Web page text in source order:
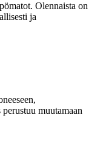
Olennaista on
ja
muutamaan